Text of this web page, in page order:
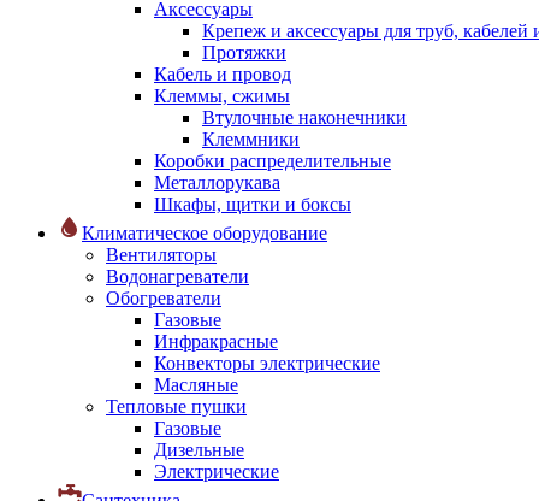
Аксессуары
Крепеж и аксессуары для труб, кабелей
Протяжки
Кабель и провод
Клеммы, сжимы
Втулочные наконечники
Клеммники
Коробки распределительные
Металлорукава
Шкафы, щитки и боксы
Климатическое оборудование
Вентиляторы
Водонагреватели
Обогреватели
Газовые
Инфракрасные
Конвекторы электрические
Масляные
Тепловые пушки
Газовые
Дизельные
Электрические